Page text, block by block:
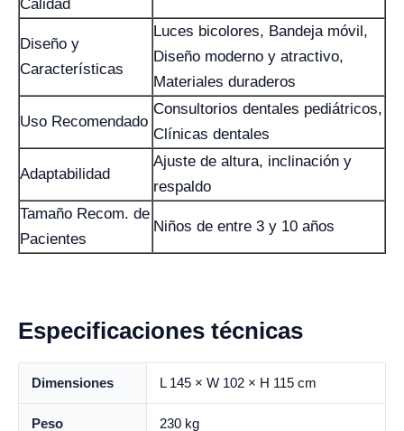
Calidad
Diseño y
Características
Luces bicolores, Bandeja móvil,
Diseño moderno y atractivo,
Materiales duraderos
Uso Recomendado
Consultorios dentales pediátricos,
Clínicas dentales
Adaptabilidad
Ajuste de altura, inclinación y
respaldo
Tamaño Recom. de
Pacientes
Niños de entre 3 y 10 años
Especificaciones técnicas
Dimensiones L 145 × W 102 × H 115 cm
Peso 230 kg